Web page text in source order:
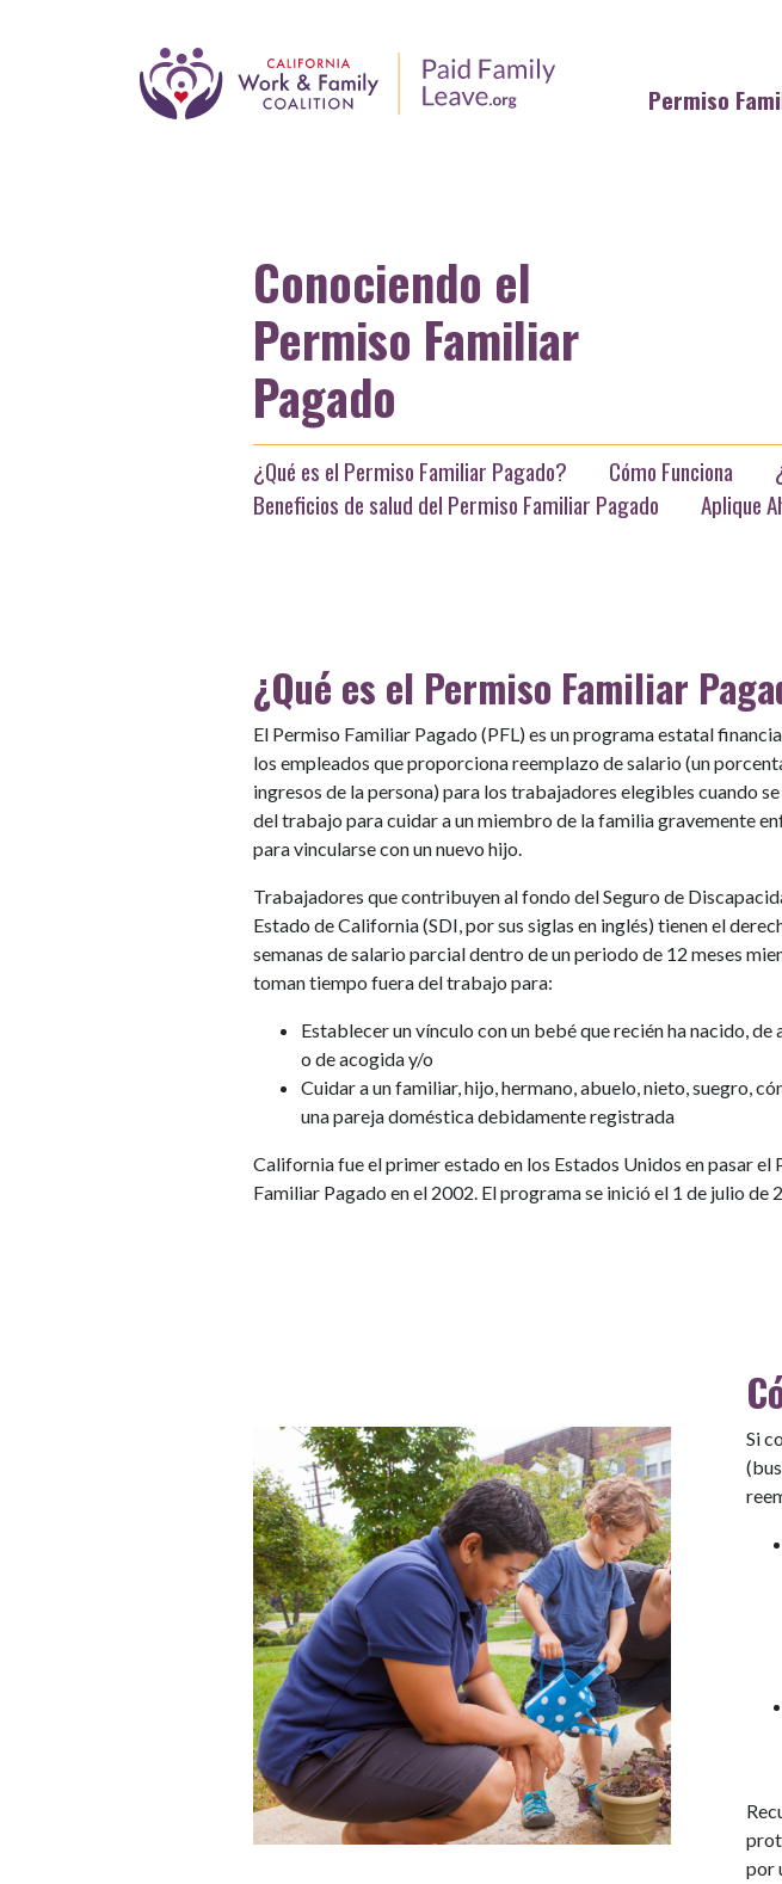
Permiso
Conociendo el
Permiso Familiar
Pagado
¿Qué es el Permiso Familiar Pagado? Cómo Funciona
Beneficios de salud del Permiso Familiar Pagado
Aplique
¿Qué es el Permiso Familiar
El Permiso Familiar Pagado (PFL) es un programa estatal
los empleados que proporciona reemplazo de salario (un
ingresos de la persona) para los trabajadores elegibles cuando
del trabajo para cuidar a un miembro de la familia gravemente
para vincularse con un nuevo hijo.
Trabajadores que contribuyen al fondo del Seguro de
Estado de California (SDI, por sus siglas en inglés) tienen el
semanas de salario parcial dentro de un periodo de 12 meses
toman tiempo fuera del trabajo para:
Establecer un vínculo con un bebé que recién ha nacido, de
o de acogida y/o
Cuidar a un familiar, hijo, hermano, abuelo, nieto, suegro,
una pareja doméstica debidamente registrada
California fue el primer estado en los Estados Unidos en pasar el
Familiar Pagado en el 2002. El programa se inició el 1 de julio de
Si
por